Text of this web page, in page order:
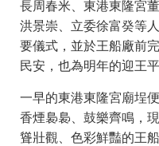
長周春米、東港東隆宮
洪景崇、立委徐富癸等
要儀式，並於王船廠前
民安，也為明年的迎王
一早的東港東隆宮廟埕
香煙裊裊、鼓樂齊鳴，
聳壯觀、色彩鮮豔的王